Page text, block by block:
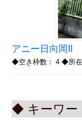
アニー日向岡II
◆空き枠数： 4 ◆所在
◆ キーワー